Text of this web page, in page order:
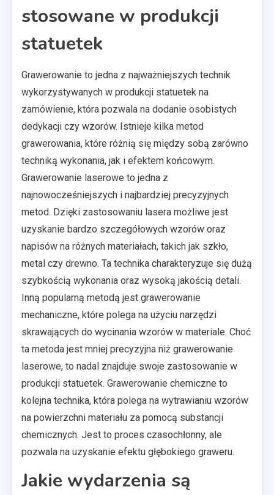
stosowane w produkcji
statuetek
Grawerowanie to jedna z najważniejszych technik
wykorzystywanych w produkcji statuetek na
zamówienie, która pozwala na dodanie osobistych
dedykacji czy wzorów. Istnieje kilka metod
grawerowania, które różnią się między sobą zarówno
techniką wykonania, jak i efektem końcowym.
Grawerowanie laserowe to jedna z
najnowocześniejszych i najbardziej precyzyjnych
metod. Dzięki zastosowaniu lasera możliwe jest
uzyskanie bardzo szczegółowych wzorów oraz
napisów na różnych materiałach, takich jak szkło,
metal czy drewno. Ta technika charakteryzuje się dużą
szybkością wykonania oraz wysoką jakością detali.
Inną popularną metodą jest grawerowanie
mechaniczne, które polega na użyciu narzędzi
skrawających do wycinania wzorów w materiale. Choć
ta metoda jest mniej precyzyjna niż grawerowanie
laserowe, to nadal znajduje swoje zastosowanie w
produkcji statuetek. Grawerowanie chemiczne to
kolejna technika, która polega na wytrawianiu wzorów
na powierzchni materiału za pomocą substancji
chemicznych. Jest to proces czasochłonny, ale
pozwala na uzyskanie efektu głębokiego graweru.
Jakie wydarzenia są